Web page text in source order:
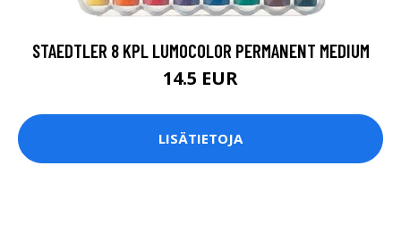
STAEDTLER 8 KPL LUMOCOLOR PERMANENT MEDIUM
14.5 EUR
LISÄTIETOJA